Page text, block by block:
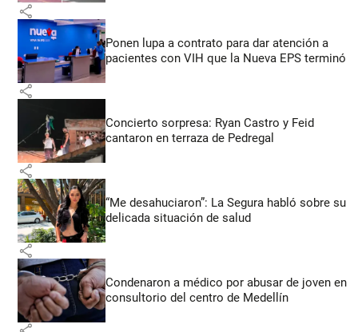
share
Ponen lupa a contrato para dar atención a
pacientes con VIH que la Nueva EPS terminó
share
Concierto sorpresa: Ryan Castro y Feid
cantaron en terraza de Pedregal
share
“Me desahuciaron”: La Segura habló sobre su
delicada situación de salud
share
Condenaron a médico por abusar de joven en
consultorio del centro de Medellín